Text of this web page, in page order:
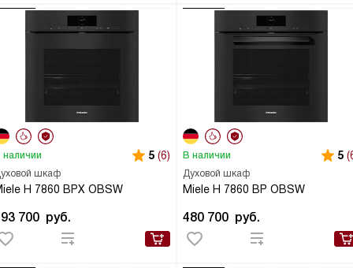
шкаф
H 7860 BPX OBSW
наличии 5 (6)
700 руб.
Духовой шкаф
Miele H 7860 BP OBSW
В наличии 5
480 700 руб.